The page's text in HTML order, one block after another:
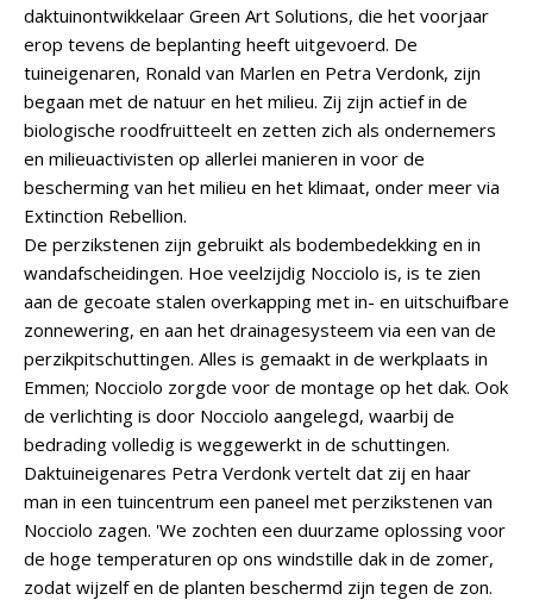
daktuinontwikkelaar Green Art Solutions, die het voorjaar
erop tevens de beplanting heeft uitgevoerd. De
tuineigenaren, Ronald van Marlen en Petra Verdonk, zijn
begaan met de natuur en het milieu. Zij zijn actief in de
biologische roodfruitteelt en zetten zich als ondernemers
en milieuactivisten op allerlei manieren in voor de
bescherming van het milieu en het klimaat, onder meer via
Extinction Rebellion.
De perzikstenen zijn gebruikt als bodembedekking en in
wandafscheidingen. Hoe veelzijdig Nocciolo is, is te zien
aan de gecoate stalen overkapping met in- en uitschuifbare
zonnewering, en aan het drainagesysteem via een van de
perzikpitschuttingen. Alles is gemaakt in de werkplaats in
Emmen; Nocciolo zorgde voor de montage op het dak. Ook
de verlichting is door Nocciolo aangelegd, waarbij de
bedrading volledig is weggewerkt in de schuttingen.
Daktuineigenares Petra Verdonk vertelt dat zij en haar
man in een tuincentrum een paneel met perzikstenen van
Nocciolo zagen. 'We zochten een duurzame oplossing voor
de hoge temperaturen op ons windstille dak in de zomer,
zodat wijzelf en de planten beschermd zijn tegen de zon.